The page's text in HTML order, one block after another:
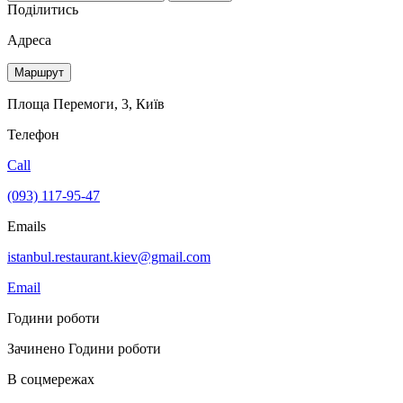
Поділитись
Адреса
Маршрут
Площа Перемоги, 3, Київ
Телефон
Call
(093) 117-95-47
Emails
istanbul.restaurant.kiev@gmail.com
Email
Години роботи
Зачинено Години роботи
В соцмережах